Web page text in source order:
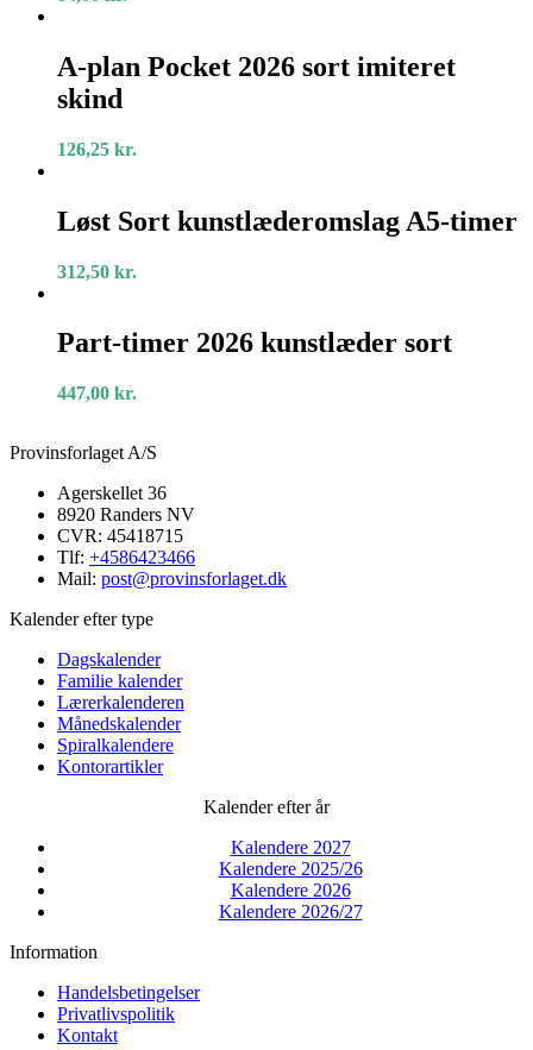
stk.
plan
Pocket
2026
imiteret
skind
A-plan Pocket 2026 sort imiteret
skind
126,25 kr.
Sort
kunstlæderomslag
timer
Løst Sort kunstlæderomslag A5-timer
312,50 kr.
timer
2026
sort
Part-timer 2026 kunstlæder sort
447,00 kr.
Provinsforlaget A/S
Agerskellet 36
8920 Randers NV
CVR: 45418715
Tlf: +4586423466
Mail: post@provinsforlaget.dk
Kalender efter type
Dagskalender
Familie kalender
Lærerkalenderen
Månedskalender
Spiralkalendere
Kontorartikler
Kalender efter år
Kalendere 2027
Kalendere 2025/26
Kalendere 2026
Kalendere 2026/27
Information
Handelsbetingelser
Privatlivspolitik
Kontakt